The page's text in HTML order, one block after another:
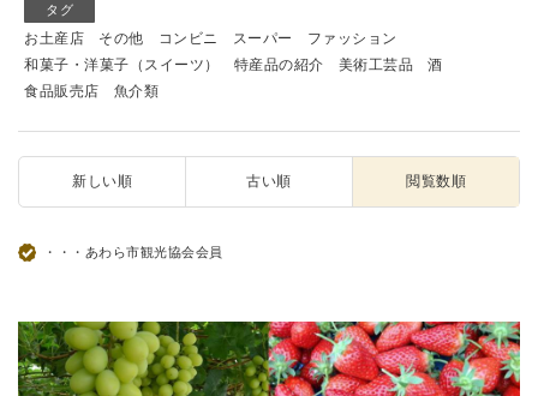
タグ
お土産店 その他 コンビニ スーパー
ファッション
和菓子・洋菓子（スイーツ）
特産品の紹介 美術工芸品
酒
食品販売店
魚介類
新しい順 古い順 閲覧数順
・・・あわら市観光協会会員